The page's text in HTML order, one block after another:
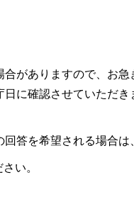
がありますので、お
に確認させていただき
答を希望される場合は
い。